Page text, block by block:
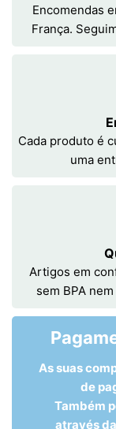
Encomendas
França.
Cada produto é
uma
Artigos em
sem BPA
As suas
de
Também
através